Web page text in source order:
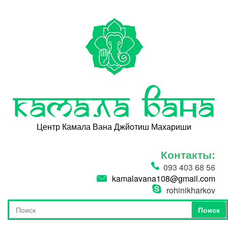
Камала Вана
Центр Камала Вана Джйотиш Махариши
Контакты:
093 403 68 56
kamalavana108@gmail.com
rohinikharkov
Форма поиска
Поиск